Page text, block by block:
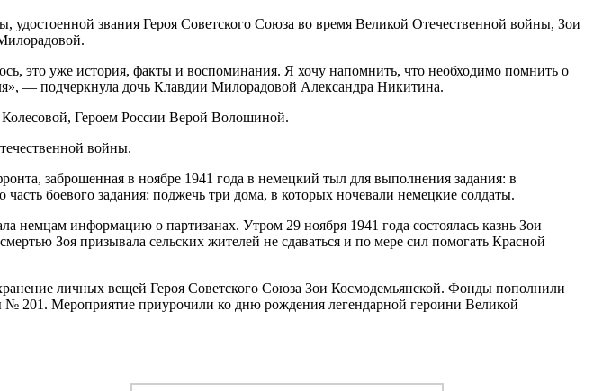
звания Героя Советского Союза во время Великой Отечественной войны, Зои
это уже история, факты и воспоминания. Я хочу напомнить, что необходимо помнить о
— подчеркнула дочь Клавдии Милорадовой Александра Никитина.
Героем России Верой Волошиной.
войны.
заброшенная в ноябре 1941 года в немецкий тыл для выполнения задания: в
боевого задания: поджечь три дома, в которых ночевали немецкие солдаты.
немцам информацию о партизанах. Утром 29 ноября 1941 года состоялась казнь Зои
Зоя призывала сельских жителей не сдаваться и по мере сил помогать Красной
личных вещей Героя Советского Союза Зои Космодемьянской. Фонды пополнили
201. Мероприятие приурочили ко дню рождения легендарной героини Великой